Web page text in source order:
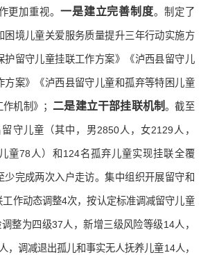
更加重视。 一是建立完善制度。制定了
困境儿童关爱服务质量提升三年行动实施方
护留守儿童挂联工作方案》《泸西县留守儿
方案》《泸西县留守儿童和孤弃等特困儿童
机制》； 二是建立干部挂联机制。截至
守儿童（其中，男2850人，女2129人，
童78人）和124名孤弃儿童实现挂联全覆
少完成两次入户走访。集中组织开展留守和
作动态调整4次，按认定标准调减留守儿童
整为四级37人，新增三级风险等级14人，
，调减退出孤儿和事实无人抚养儿童14人，